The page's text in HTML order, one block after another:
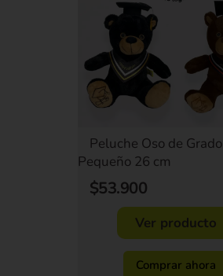
Peluche Oso de Grado
Pequeño 26 cm
$53.900
Ver producto
Comprar ahora